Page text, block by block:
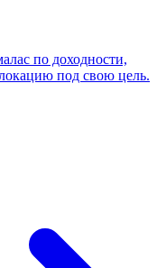
по доходности,
под свою цель.